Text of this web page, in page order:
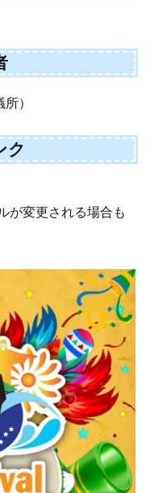
）
ク
が変更される場合も